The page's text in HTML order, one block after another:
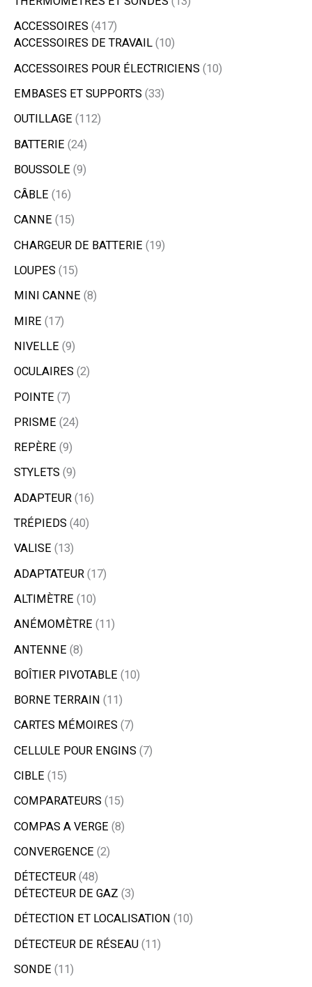
ACCESSOIRES 417
ACCESSOIRES DE TRAVAIL 10
ACCESSOIRES POUR ÉLECTRICIENS 10
EMBASES ET SUPPORTS 33
OUTILLAGE 112
BATTERIE 24
BOUSSOLE 9
CÂBLE 16
CANNE 15
CHARGEUR DE BATTERIE 19
LOUPES 15
MINI CANNE 8
MIRE 17
NIVELLE 9
OCULAIRES 2
POINTE 7
PRISME 24
REPÈRE 9
STYLETS 9
ADAPTEUR 16
TRÉPIEDS 40
VALISE 13
ADAPTATEUR 17
ALTIMÈTRE 10
ANÉMOMÈTRE 11
ANTENNE 8
BOÎTIER PIVOTABLE 10
BORNE TERRAIN 11
CARTES MÉMOIRES 7
CELLULE POUR ENGINS 7
CIBLE 15
COMPARATEURS 15
COMPAS A VERGE 8
CONVERGENCE 2
DÉTECTEUR 48
DÉTECTEUR DE GAZ 3
DÉTECTION ET LOCALISATION
10
DÉTECTEUR DE RÉSEAU 11
SONDE 11